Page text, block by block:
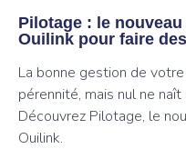
Pilotage : le
Ouilink pour faire
La bonne gestion de
pérennité, mais nul ne
Découvrez Pilotage, le
Ouilink.